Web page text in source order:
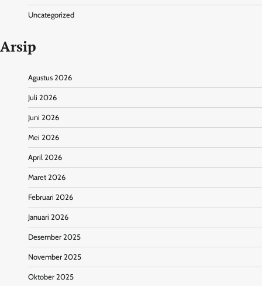
Uncategorized
Arsip
Agustus 2026
Juli 2026
Juni 2026
Mei 2026
April 2026
Maret 2026
Februari 2026
Januari 2026
Desember 2025
November 2025
Oktober 2025